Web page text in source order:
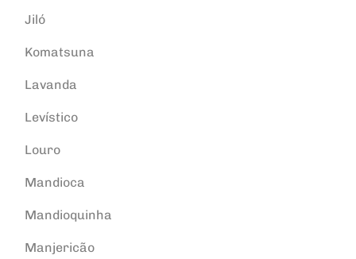
Jiló
Komatsuna
Lavanda
Levístico
Louro
Mandioca
Mandioquinha
Manjericão